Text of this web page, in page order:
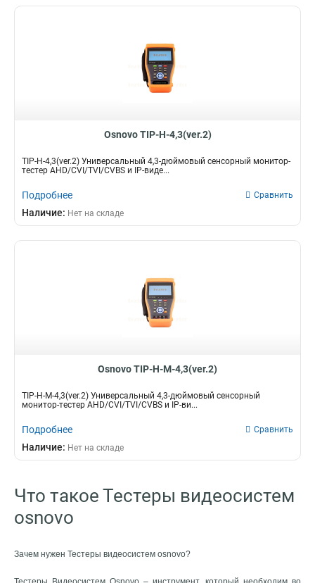
Osnovo TIP-H-4,3(ver.2)
TIP-H-4,3(ver.2) Универсальный 4,3-дюймовый сенсорный монитор-
тестер AHD/CVI/TVI/CVBS и IP-виде...
Подробнее Сравнить
Наличие: Нет на складе
Osnovo TIP-H-M-4,3(ver.2)
TIP-H-M-4,3(ver.2) Универсальный 4,3-дюймовый сенсорный
монитор-тестер AHD/CVI/TVI/CVBS и IP-ви...
Подробнее Сравнить
Наличие: Нет на складе
Что такое Тестеры видеосистем
osnovo
Зачем нужен Тестеры видеосистем osnovo?